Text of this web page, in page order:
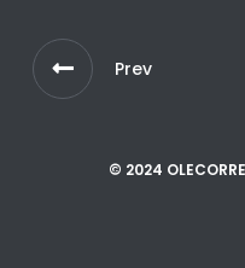
Prev
© 2024